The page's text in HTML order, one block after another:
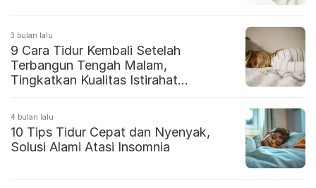
3 bulan lalu
9 Cara Tidur Kembali Setelah
Terbangun Tengah Malam,
Tingkatkan Kualitas Istirahat
4 bulan lalu
10 Tips Tidur Cepat dan Nyenyak,
Solusi Alami Atasi Insomnia